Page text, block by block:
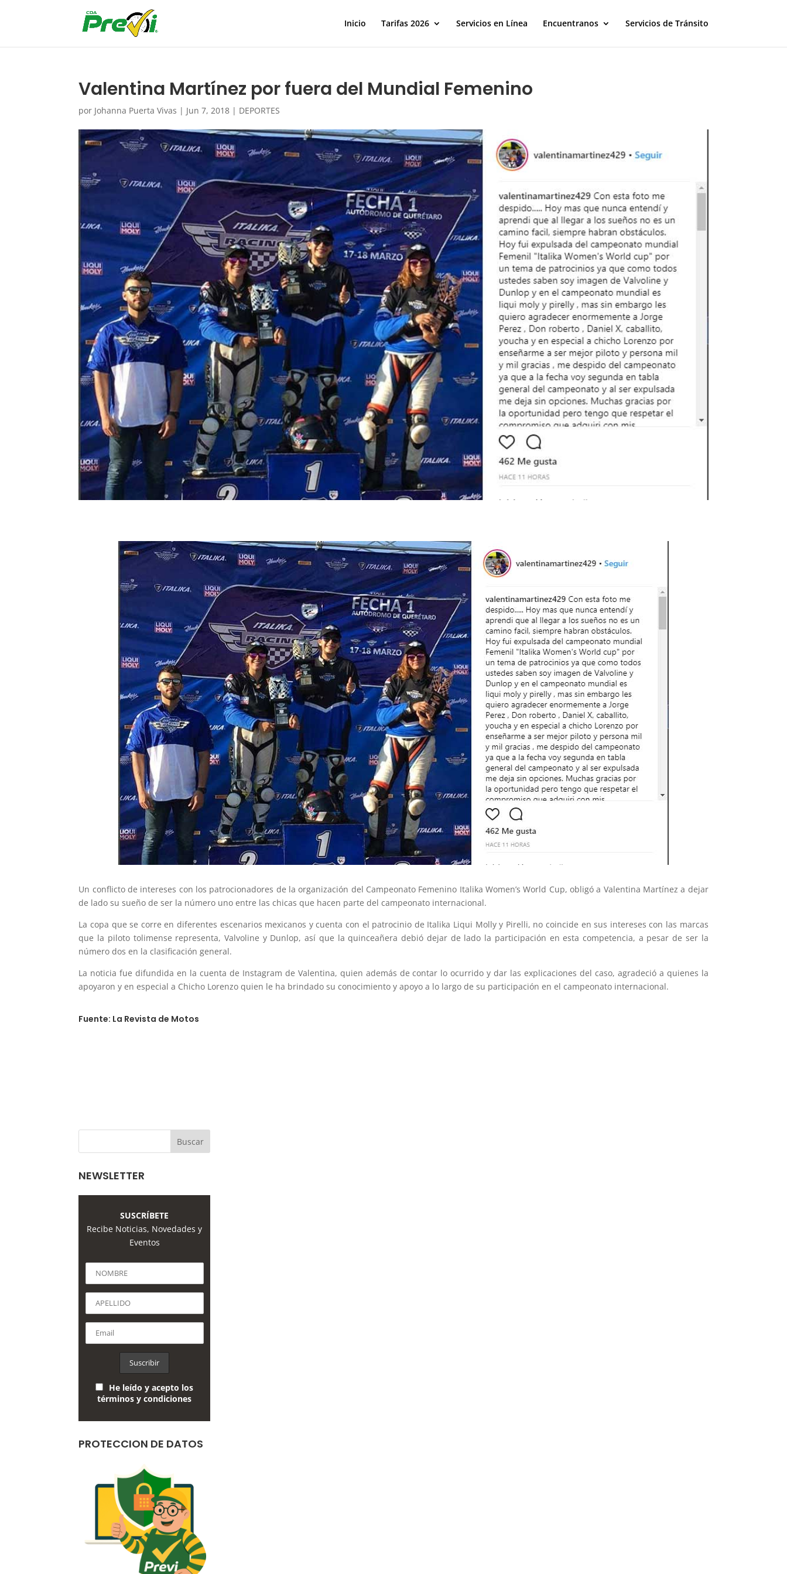
Inicio Tarifas 2026 Servicios en Línea Encuentranos Servicios de Tránsito
Valentina Martínez por fuera del Mundial Femenino
por Johanna Puerta Vivas | Jun 7, 2018 | DEPORTES
Un conflicto de intereses con los patrocionadores de la organización del Campeonato Femenino Italika Women’s World Cup, obligó a Valentina Martínez a dejar
de lado su sueño de ser la número uno entre las chicas que hacen parte del campeonato internacional.
La copa que se corre en diferentes escenarios mexicanos y cuenta con el patrocinio de Italika Liqui Molly y Pirelli, no coincide en sus intereses con las marcas
que la piloto tolimense representa, Valvoline y Dunlop, así que la quinceañera debió dejar de lado la participación en esta competencia, a pesar de ser la
número dos en la clasificación general.
La noticia fue difundida en la cuenta de Instagram de Valentina, quien además de contar lo ocurrido y dar las explicaciones del caso, agradeció a quienes la
apoyaron y en especial a Chicho Lorenzo quien le ha brindado su conocimiento y apoyo a lo largo de su participación en el campeonato internacional.
Fuente: La Revista de Motos
NEWSLETTER
SUSCRÍBETE
Recibe Noticias, Novedades y
Eventos
He leído y acepto los
términos y condiciones
PROTECCION DE DATOS